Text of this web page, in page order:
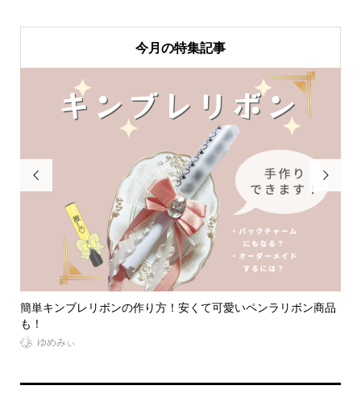
今月の特集記事

ブレリボンの作り方！安くて可愛いペンラリボン商品 【2024年更新
